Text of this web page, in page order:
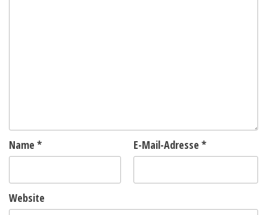
Name * E-Mail-Adresse *
Website